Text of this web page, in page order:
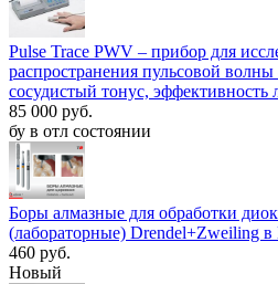
Pulse Trace PWV – прибор для
распространения пульсовой
сосудистый тонус, эффективность
85 000 руб.
бу в отл состоянии
Боры алмазные для обработки
(лабораторные) Drendel+Zweiling
460 руб.
Новый